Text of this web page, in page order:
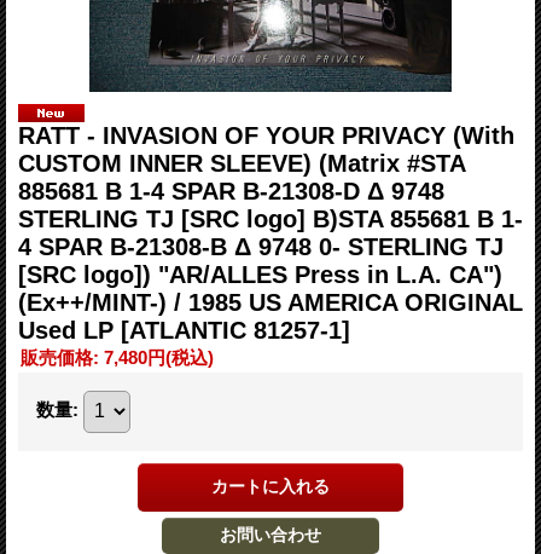
RATT - INVASION OF YOUR PRIVACY (With
CUSTOM INNER SLEEVE) (Matrix #STA
885681 B 1-4 SPAR B-21308-D Δ 9748
STERLING TJ [SRC logo] B)STA 855681 B 1-
4 SPAR B-21308-B Δ 9748 0- STERLING TJ
[SRC logo]) "AR/ALLES Press in L.A. CA")
(Ex++/MINT-) / 1985 US AMERICA ORIGINAL
Used LP [ATLANTIC 81257-1]
販売価格: 7,480円(税込)
数量: